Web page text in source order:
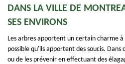
DANS LA VILLE DE
SES ENVIRONS
Les arbres apportent un certain charme
possible qu'ils apportent des soucis. Dans
ou de les prévenir en effectuant des